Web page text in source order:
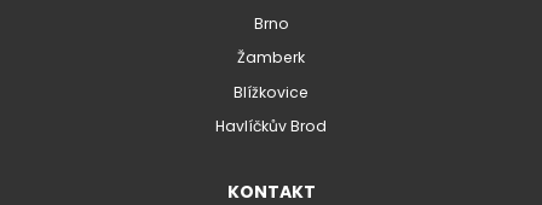
Brno
Žamberk
Blížkovice
Havlíčkův Brod
KONTAKT